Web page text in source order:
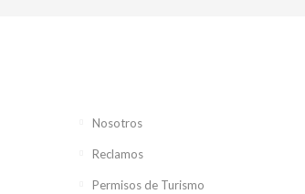
Nosotros
Reclamos
Permisos de Turismo